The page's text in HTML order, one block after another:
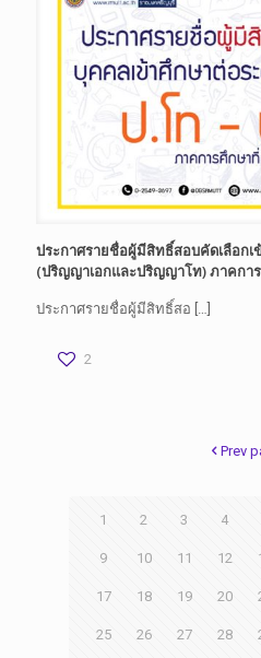
ประกาศรายชื่อผู้มีสิทธิ์สอบคัดเลือก
(ปริญญาเอกและปริญญาโท) ภาคกา
ประกาศรายชื่อผู้มีสิทธิ์สอ
2
Prev
1 2 3 4
9 10 11 12
17 18 19 20
25 26 27 28